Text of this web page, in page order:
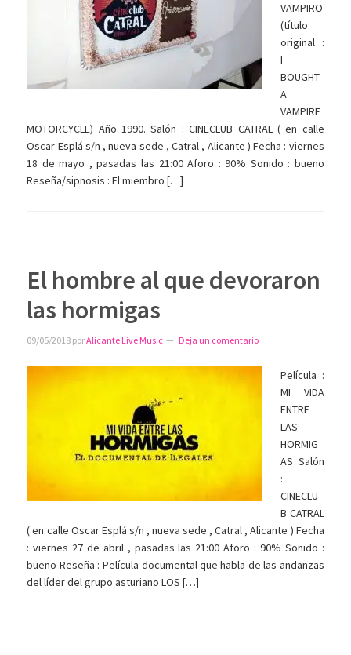
VAMPIRO
(título
original :
I
BOUGHT
A
VAMPIRE
MOTORCYCLE) Año 1990. Salón : CINECLUB CATRAL ( en calle
Oscar Esplá s/n , nueva sede , Catral , Alicante ) Fecha : viernes
18 de mayo , pasadas las 21:00 Aforo : 90% Sonido : bueno
Reseña/sipnosis : El miembro […]
El hombre al que devoraron
las hormigas
09/05/2018 porAlicante Live Music Deja un comentario
Película :
MI VIDA
ENTRE
LAS
HORMIG
AS Salón
:
CINECLU
B CATRAL
( en calle Oscar Esplá s/n , nueva sede , Catral , Alicante ) Fecha
: viernes 27 de abril , pasadas las 21:00 Aforo : 90% Sonido :
bueno Reseña : Película-documental que habla de las andanzas
del líder del grupo asturiano LOS […]